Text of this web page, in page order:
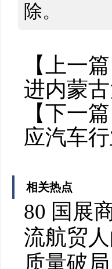
除。
【上一
进内蒙
【下一
应汽车
相关热点
80 国展
流航贸
质量破